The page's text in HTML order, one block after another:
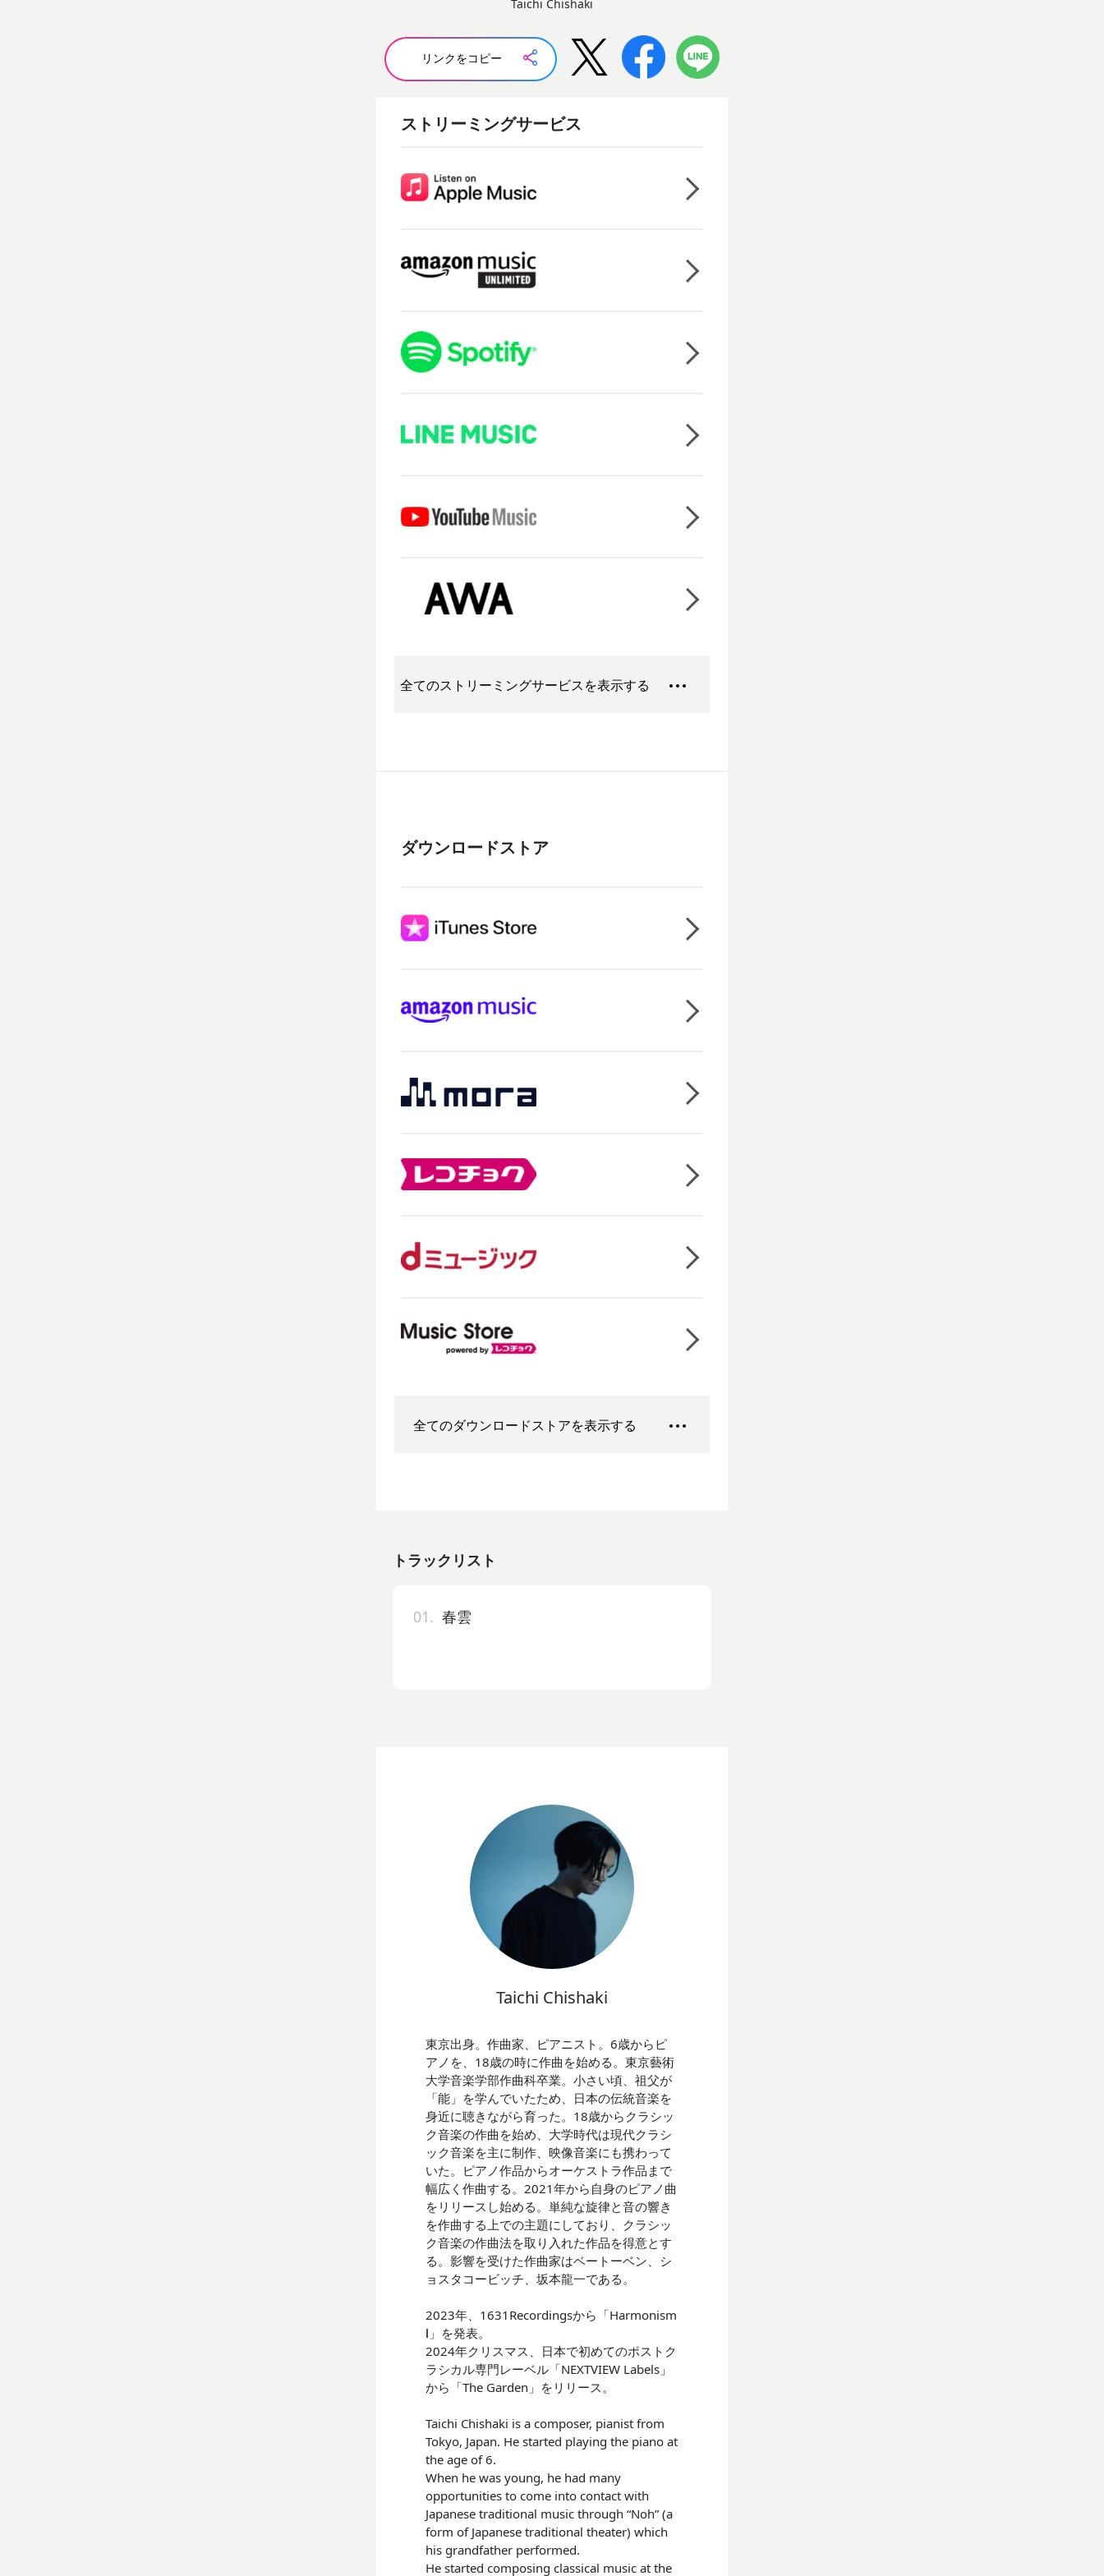
Taichi Chishaki
リンクをコピー
ストリーミングサービス
全てのストリーミングサービスを表示する
ダウンロードストア
全てのダウンロードストアを表示する
トラックリスト
01. 春雲
Taichi Chishaki
東京出身。作曲家、ピアニスト。6歳からピ
アノを、18歳の時に作曲を始める。東京藝術
大学音楽学部作曲科卒業。小さい頃、祖父が
「能」を学んでいたため、日本の伝統音楽を
身近に聴きながら育った。18歳からクラシッ
ク音楽の作曲を始め、大学時代は現代クラシ
ック音楽を主に制作、映像音楽にも携わって
いた。ピアノ作品からオーケストラ作品まで
幅広く作曲する。2021年から自身のピアノ曲
をリリースし始める。単純な旋律と音の響き
を作曲する上での主題にしており、クラシッ
ク音楽の作曲法を取り入れた作品を得意とす
る。影響を受けた作曲家はベートーベン、シ
ョスタコービッチ、坂本龍一である。
2023年、1631Recordingsから「Harmonism
Ⅰ」を発表。
2024年クリスマス、日本で初めてのポストク
ラシカル専門レーベル「NEXTVIEW Labels」
から「The Garden」をリリース。
Taichi Chishaki is a composer, pianist from
Tokyo, Japan. He started playing the piano at
the age of 6.
When he was young, he had many
opportunities to come into contact with
Japanese traditional music through “Noh” (a
form of Japanese traditional theater) which
his grandfather performed.
He started composing classical music at the